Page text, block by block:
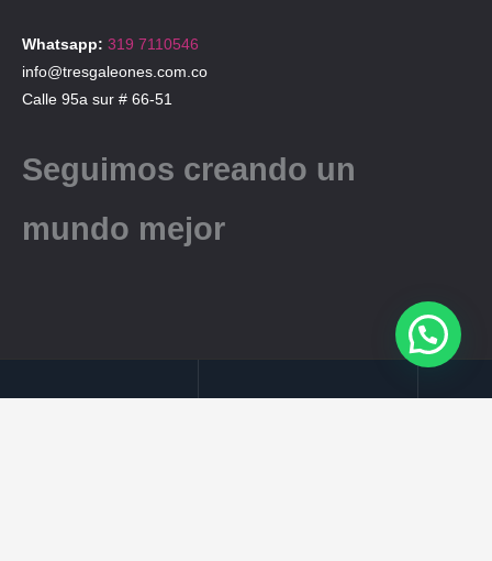
Whatsapp: 319 7110546
info@tresgaleones.com.co
Calle 95a sur # 66-51
Seguimos creando un
mundo mejor